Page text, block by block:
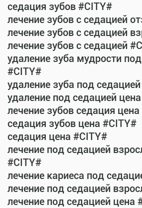
седация зубов #CITY#
лечение зубов с седацией
лечение зубов с седацией
лечение зубов с седацией
удаление зуба мудрости
#CITY#
удаление зуба под
удаление под седацией
лечение зубов седация
седация зубов цена #CITY#
седация цена #CITY#
лечение под седацией
#CITY#
лечение кариеса под
лечение под седацией
лечение под седацией цена